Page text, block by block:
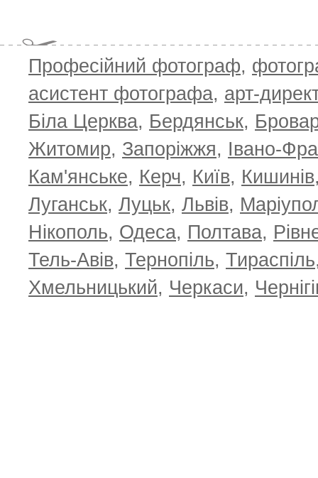
Професійний фотограф,
асистент фотографа, арт-
Біла Церква, Бердянськ,
Житомир, Запоріжжя, Івано-
Кам'янське, Керч, Київ, Кишинів
Луганськ, Луцьк, Львів,
Нікополь, Одеса, Полтава,
Тель-Авів, Тернопіль, Тираспіль
Хмельницький, Черкаси,